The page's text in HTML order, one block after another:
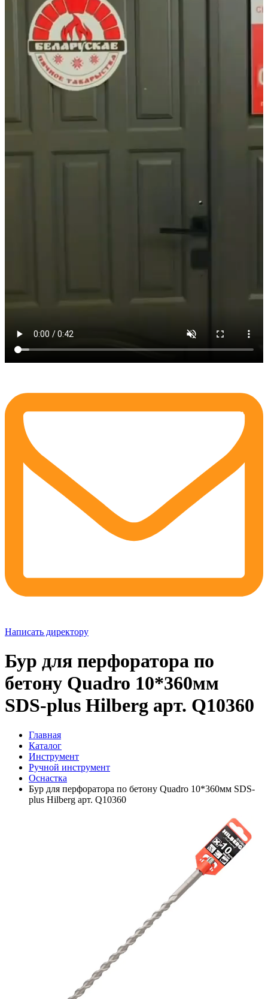
Написать директору
Бур для перфоратора по
бетону Quadro 10*360мм
SDS-plus Hilberg арт. Q10360
Главная
Каталог
Инструмент
Ручной инструмент
Оснастка
Бур для перфоратора по бетону Quadro 10*360мм SDS-
plus Hilberg арт. Q10360